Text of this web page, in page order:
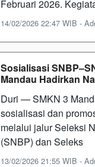
Februari 2026.
14/02/2026 22:47 WIB -
Sosialisasi
Mandau Hadirkan
Duri — SMKN 3
sosialisasi dan
melalui jalur Seleksi
(SNBP) dan Seleks
13/02/2026 21:55 WIB -